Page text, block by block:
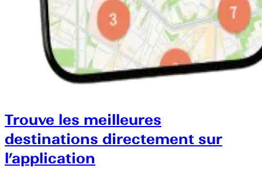
Trouve les meilleures
destinations directement sur
l’application